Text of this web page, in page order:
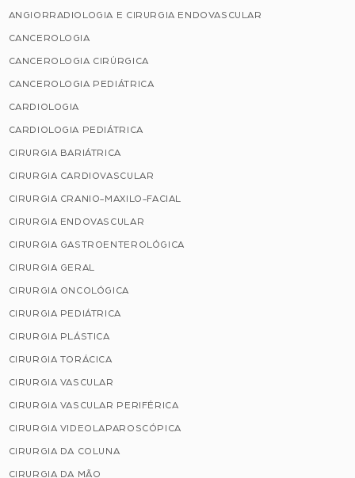
ANGIORRADIOLOGIA E CIRURGIA ENDOVASCULAR
CANCEROLOGIA
CANCEROLOGIA CIRÚRGICA
CANCEROLOGIA PEDIÁTRICA
CARDIOLOGIA
CARDIOLOGIA PEDIÁTRICA
CIRURGIA BARIÁTRICA
CIRURGIA CARDIOVASCULAR
CIRURGIA CRANIO-MAXILO-FACIAL
CIRURGIA ENDOVASCULAR
CIRURGIA GASTROENTEROLÓGICA
CIRURGIA GERAL
CIRURGIA ONCOLÓGICA
CIRURGIA PEDIÁTRICA
CIRURGIA PLÁSTICA
CIRURGIA TORÁCICA
CIRURGIA VASCULAR
CIRURGIA VASCULAR PERIFÉRICA
CIRURGIA VIDEOLAPAROSCÓPICA
CIRURGIA DA COLUNA
CIRURGIA DA MÃO